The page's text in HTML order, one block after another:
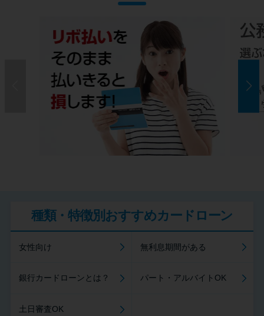
種類・特徴別おすすめカードローン
女性向け 無利息期間がある
銀行カードローンとは？ パート・アルバイトOK
土日審査OK